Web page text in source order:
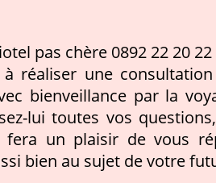
pas chère 0892 22 20
réaliser une
bienveillance par la
lui toutes vos
un plaisir de vous
bien au sujet de votre